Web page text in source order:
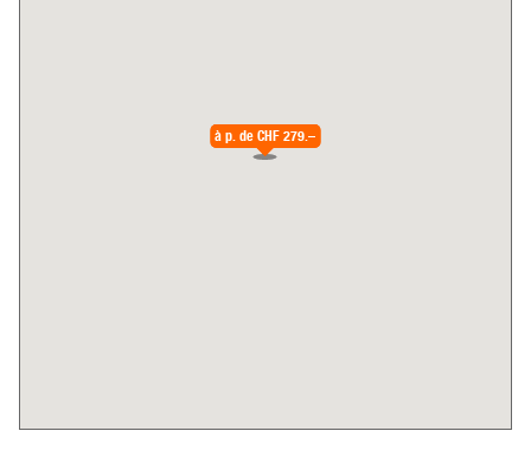
à p. de CHF 157.–
à p. de CHF 279.–